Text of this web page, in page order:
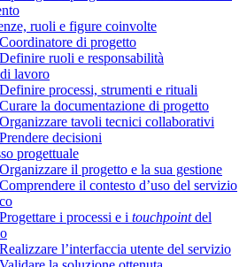
ruoli e figure coinvolte
di progetto
ruoli e responsabilità
lavoro
processi, strumenti e rituali
la documentazione di progetto
tavoli tecnici collaborativi
decisioni
progettuale
il progetto e la sua gestione
il contesto d’uso del servizio
i processi e i touchpointdel
l’interfaccia utente del servizio